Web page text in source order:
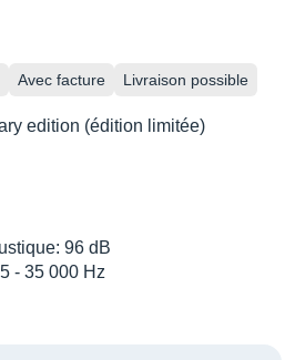
Avec facture Livraison possible
edition (édition limitée)
96 dB
- 35 000 Hz